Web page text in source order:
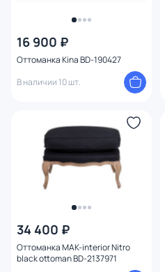
16 900 ₽
Оттоманка Kina BD-190427
В наличии 10 шт.
34 400 ₽
Оттоманка MAK-interior Nitro
black ottoman BD-2137971